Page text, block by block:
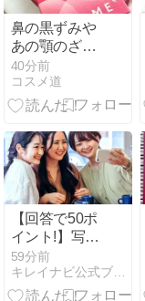
鼻の黒ずみや
あの顎のざら
つきに！
40分前
コスメ道
【回答で50ポ
イント!】写真
写りについて
のアンケート
開始！
59分前